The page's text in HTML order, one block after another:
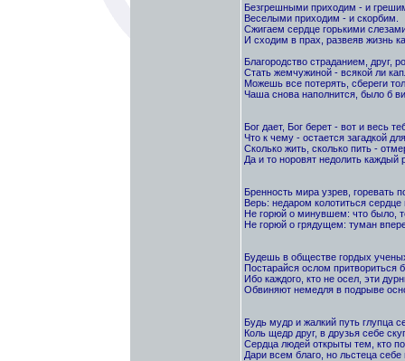
Безгрешными приходим - и
Веселыми приходим - и скорбим.
Сжигаем сердце горькими
И сходим в прах, развеяв жизнь
Благородство страданием, друг,
Стать жемчужиной - всякой ли
Можешь все потерять, сбереги
Чаша снова наполнится, было б
Бог дает, Бог берет - вот и весь
Что к чему - остается загадкой
Сколько жить, сколько пить -
Да и то норовят недолить каждый
Бренность мира узрев, горевать
Верь: недаром колотиться сердце
Не горюй о минувшем: что было,
Не горюй о грядущем: туман
Будешь в обществе гордых
Постарайся ослом притвориться
Ибо каждого, кто не осел, эти
Обвиняют немедля в подрыве
Будь мудр и жалкий путь глупца
Коль щедр друг, в друзья себе
Сердца людей открыты тем, кто
Дари всем благо, но льстеца